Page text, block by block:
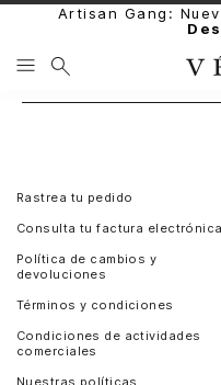
Artisan Gang:
Rastrea tu pedido
Consulta tu factura electrónica
Política de cambios y
devoluciones
Términos y condiciones
Condiciones de actividades
comerciales
Nuestras políticas